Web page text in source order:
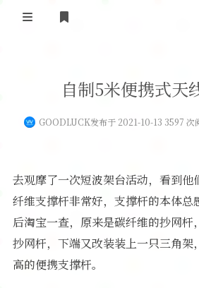
黄河事务
内部信息
黄河使命
黄河新闻
活动竞赛
行业新闻
BA4II
图文教程
视频资料
器材专区
车载类别
摩托车
编号申请
黄河直播
自制5米便携式天
GOODLUCK发布于 2021-10-13 3597 次
去观摩了一次短波架台活动，看到他
纤维支撑杆非常好，支撑杆的本体总
后淘宝一查，原来是碳纤维的抄网杆
抄网杆，下端又改装装上一只三角架
高的便携支撑杆。